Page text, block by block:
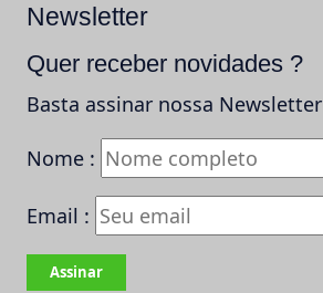
Newsletter
Quer receber novidades ?
Basta assinar nossa Newsletter
Nome :
Email :